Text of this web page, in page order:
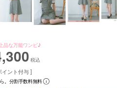
品な万能ワンピ♪
税込
イント付与 ]
。分割手数料無料